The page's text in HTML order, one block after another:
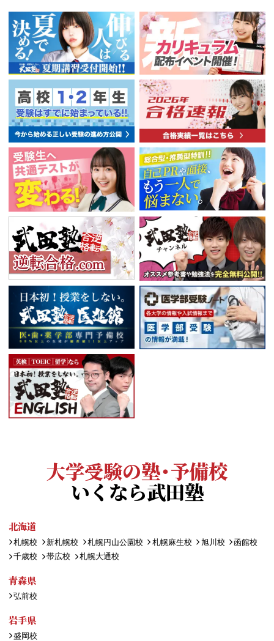
大学受験の塾・予備校
いくなら武田塾
北海道
札幌校 新札幌校 札幌円山公園校 札幌麻生校 旭川校
函館校
千歳校
帯広校 札幌大通校
青森県
弘前校
岩手県
盛岡校